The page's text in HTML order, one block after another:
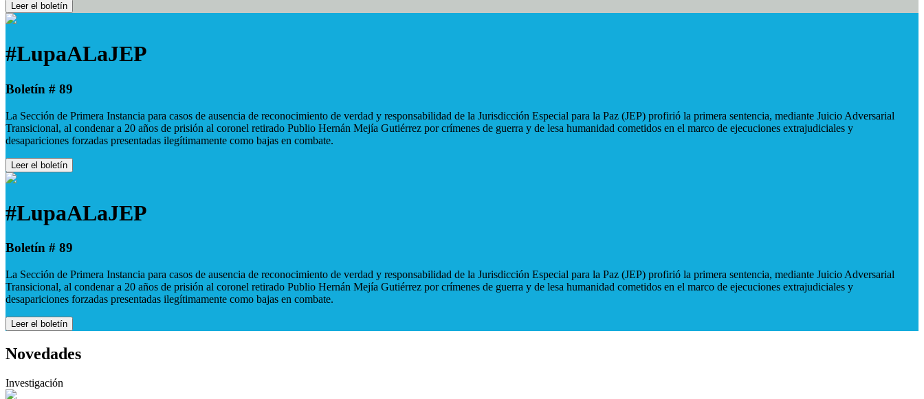
Leer el boletín
#LupaALaJEP
Boletín # 89
La Sección de Primera Instancia para casos de ausencia de reconocimiento de verdad y responsabilidad de la Jurisdicción Especial para la Paz (JEP) profirió la primera sentencia, mediante Juicio Adversarial
Transicional, al condenar a 20 años de prisión al coronel retirado Publio Hernán Mejía Gutiérrez por crímenes de guerra y de lesa humanidad cometidos en el marco de ejecuciones extrajudiciales y
desapariciones forzadas presentadas ilegítimamente como bajas en combate.
Leer el boletín
#LupaALaJEP
Boletín # 89
La Sección de Primera Instancia para casos de ausencia de reconocimiento de verdad y responsabilidad de la Jurisdicción Especial para la Paz (JEP) profirió la primera sentencia, mediante Juicio Adversarial
Transicional, al condenar a 20 años de prisión al coronel retirado Publio Hernán Mejía Gutiérrez por crímenes de guerra y de lesa humanidad cometidos en el marco de ejecuciones extrajudiciales y
desapariciones forzadas presentadas ilegítimamente como bajas en combate.
Leer el boletín
Novedades
Investigación